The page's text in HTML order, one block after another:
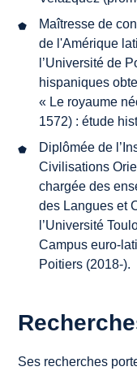
Maîtresse de
de l'Amérique
l’Université de
hispaniques
« Le royaume
1572) : étude
Diplômée de
Civilisations
chargée des
des Langues et
l’Université
Campus euro-
Poitiers (2018-).
Ses recherches